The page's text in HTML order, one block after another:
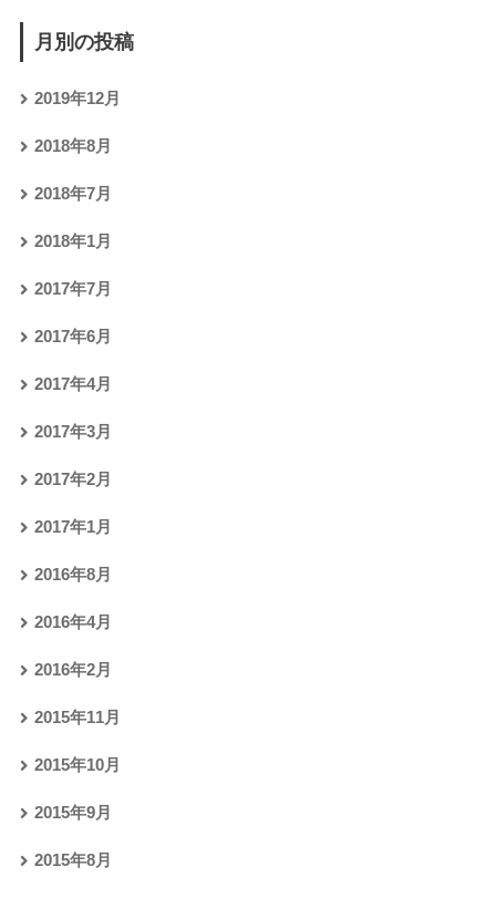
月別の投稿
2019年12月
2018年8月
2018年7月
2018年1月
2017年7月
2017年6月
2017年4月
2017年3月
2017年2月
2017年1月
2016年8月
2016年4月
2016年2月
2015年11月
2015年10月
2015年9月
2015年8月